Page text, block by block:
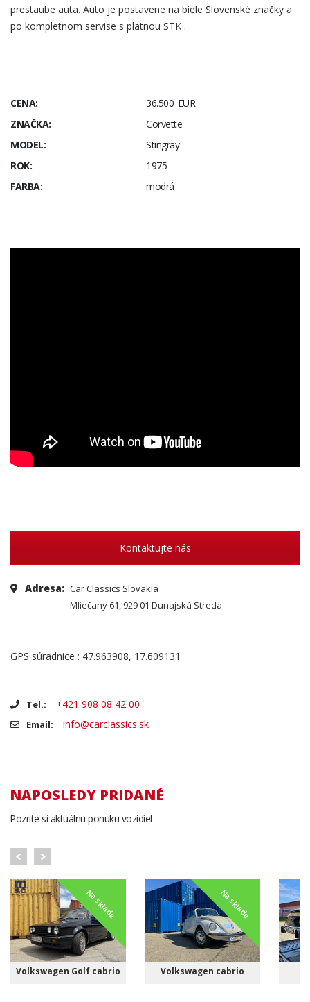
prestaube auta. Auto je postavene na biele Slovenské značky a
po kompletnom servise s platnou STK .
CENA:
36.500 EUR
ZNAČKA:
Corvette
MODEL:
Stingray
ROK:
1975
FARBA:
modrá
Kontaktujte nás
Adresa: Car Classics Slovakia
Mliečany 61, 929 01 Dunajská Streda
GPS súradnice : 47.963908, 17.609131
Tel.: +421 908 08 42 00
Email: info@carclassics.sk
NAPOSLEDY PRIDANÉ
Pozrite si aktuálnu ponuku vozidiel
Na sklade
Volkswagen Golf cabrio
Na sklade
Volkswagen cabrio